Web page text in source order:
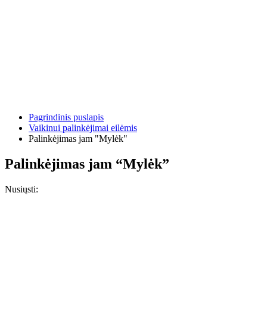
Pagrindinis puslapis
Vaikinui palinkėjimai eilėmis
Palinkėjimas jam "Mylėk"
Palinkėjimas jam “Mylėk”
Nusiųsti: